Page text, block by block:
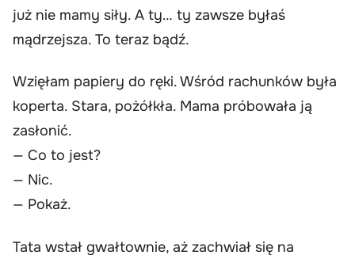
już nie mamy siły. A ty… ty zawsze byłaś
mądrzejsza. To teraz bądź.
Wzięłam papiery do ręki. Wśród rachunków była
koperta. Stara, pożółkła. Mama próbowała ją
zasłonić.
— Co to jest?
— Nic.
— Pokaż.
Tata wstał gwałtownie, aż zachwiał się na